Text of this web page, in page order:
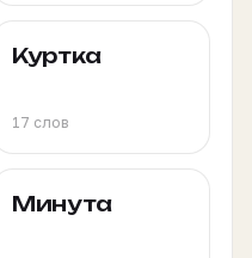
Куртка
17 слов
Минута